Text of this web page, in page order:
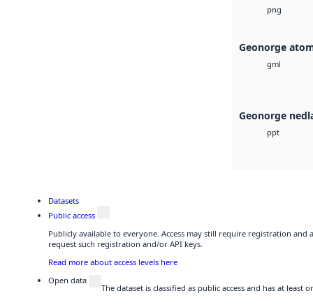
png
Geonorge
gml
Geonorge
ppt
Datasets
Public access
Publicly available to everyone. Access may still require registration and
request such registration and/or API keys.
Read more about access levels here
Open data
The dataset is classified as public access and has at